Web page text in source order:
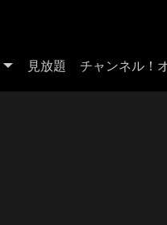
見放題 チャンネル！